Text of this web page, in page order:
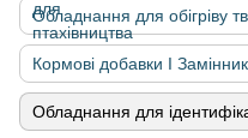
Обладнання для обігріву
Кормові добавки І
Обладнання для